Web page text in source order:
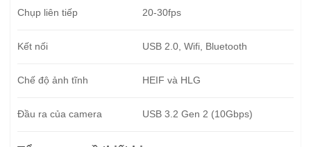
Chụp liên tiếp 20-30fps
Kết nối USB 2.0, Wifi, Bluetooth
Chế độ ảnh tĩnh HEIF và HLG
Đầu ra của camera USB 3.2 Gen 2 (10Gbps)